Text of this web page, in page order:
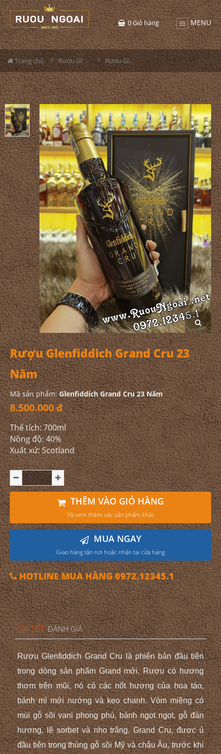
MENU
0Giỏ hàng
Trang chủ Rượu Glenfiddich Rượu Glenfiddich Grand Cru 23 Năm
Rượu Glenfiddich Grand Cru 23
Năm
Mã sản phẩm:Glenfiddich Grand Cru 23 Năm
8.500.000 đ
Thể tích: 700ml
Nồng độ: 40%
Xuất xứ: Scotland
THÊM VÀO GIỎ HÀNG
Và xem thêm các sản phẩm khác
MUA NGAY
Giao hàng tận nơi hoặc nhận tại cửa hàng
HOTLINE MUA HÀNG 0972.12345.1
CHI TIẾT ĐÁNH GIÁ
RượuGlenfiddich Grand Cru là phiên bản đầu tiên
trong dòng sản phẩm Grand mới. Rượu có hương
thơm trênmũi, nó có các nốt hương của hoa táo,
bánh mì mới nướng và kẹo chanh. Vòm miệng có
mùi gỗ sồi vani phong phú, bánh ngọt ngọt, gỗ đàn
hương, lê sorbet và nho trắng. Grand Cru, được ủ
đầu tiên trong thùng gỗ sồi Mỹ và châu Âu, trước khi